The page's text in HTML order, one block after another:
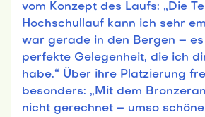
vom Konzept des Laufs: „Die
Hochschullauf kann ich sehr
war gerade in den Bergen –
perfekte Gelegenheit, die ich
habe.“ Über ihre Platzierung
besonders: „Mit dem
nicht gerechnet – umso